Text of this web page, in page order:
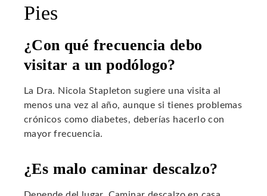
Pies
¿Con qué frecuencia debo
visitar a un podólogo?
La Dra. Nicola Stapleton sugiere una visita al
menos una vez al año, aunque si tienes problemas
crónicos como diabetes, deberías hacerlo con
mayor frecuencia.
¿Es malo caminar descalzo?